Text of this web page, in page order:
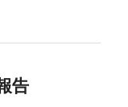
告